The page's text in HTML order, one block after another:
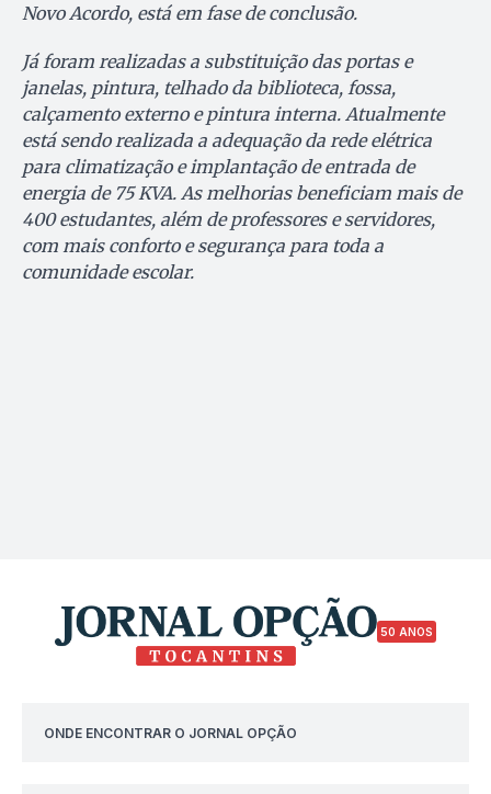
Novo Acordo, está em fase de conclusão.
Já foram realizadas a substituição das portas e
janelas, pintura, telhado da biblioteca, fossa,
calçamento externo e pintura interna. Atualmente
está sendo realizada a adequação da rede elétrica
para climatização e implantação de entrada de
energia de 75 KVA. As melhorias beneficiam mais de
400 estudantes, além de professores e servidores,
com mais conforto e segurança para toda a
comunidade escolar.
50 ANOS
ONDE ENCONTRAR O JORNAL OPÇÃO